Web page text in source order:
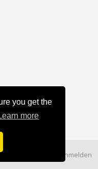
you get the
more
Anmelden